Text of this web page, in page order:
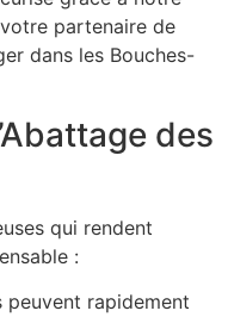
partenaire de
dans les Bouches-
des
qui rendent
:
peuvent rapidement